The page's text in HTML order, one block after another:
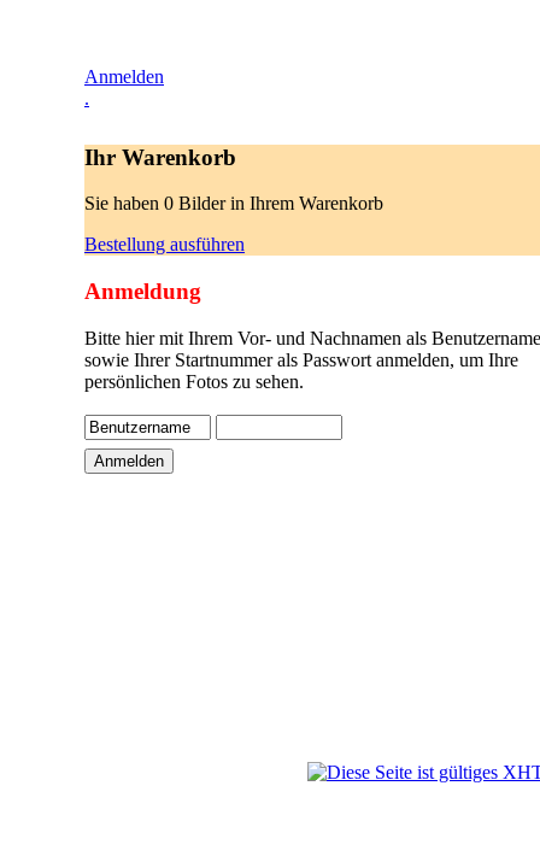
Anmelden
.
Ihr Warenkorb
Sie haben 0 Bilder in Ihrem Warenkorb
Bestellung ausführen
Anmeldung
Bitte hier mit Ihrem Vor- und Nachnamen als
sowie Ihrer Startnummer als Passwort anmelden, um Ihre
persönlichen Fotos zu sehen.